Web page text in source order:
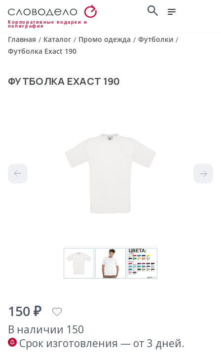
Корпоративные подарки и
полиграфия
Главная / Каталог / Промо одежда / Футболки /
Футболка Exact 190
ФУТБОЛКА EXACT 190
150 ₽
В наличии 150
Срок изготовления — от 3 дней.